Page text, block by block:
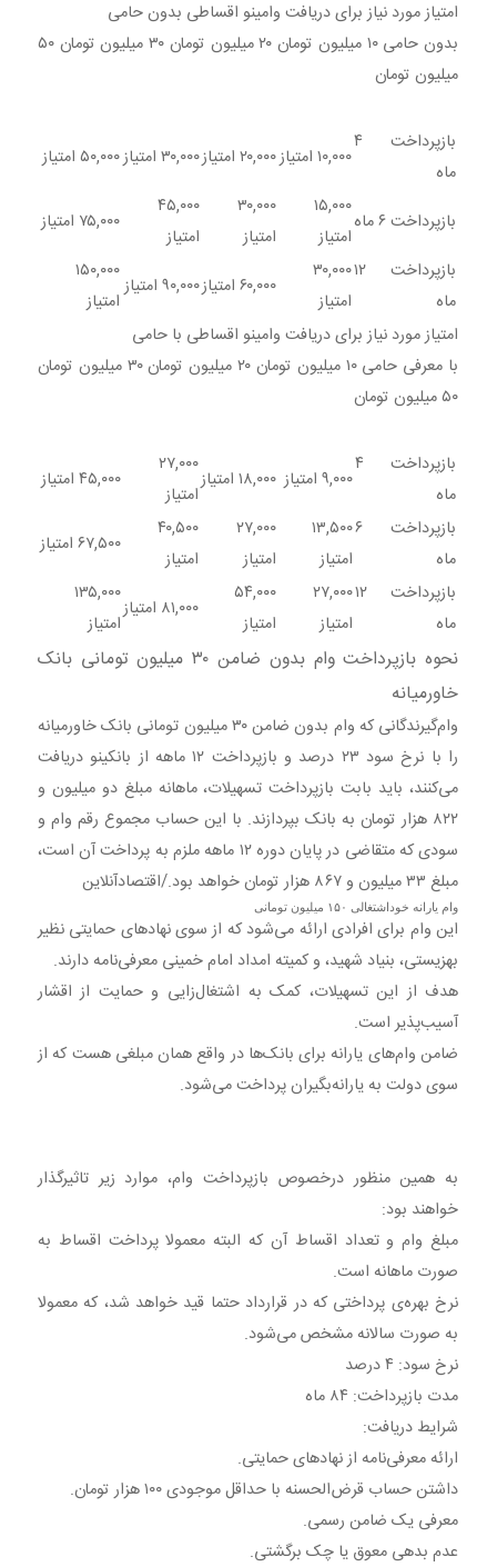
امتیاز مورد نیاز برای دریافت وامینو اقساطی بدون حامی
بدون حامی ۱۰ میلیون تومان ۲۰ میلیون تومان ۳۰ میلیون تومان ۵۰
میلیون تومان
بازپرداخت ۴
ماه
۱۰,۰۰۰ امتیاز ۲۰,۰۰۰ امتیاز ۳۰,۰۰۰ امتیاز ۵۰,۰۰۰ امتیاز
بازپرداخت ۶ ماه
۱۵,۰۰۰
امتیاز
۳۰,۰۰۰
امتیاز
۴۵,۰۰۰
امتیاز
۷۵,۰۰۰ امتیاز
بازپرداخت ۱۲
ماه
۳۰,۰۰۰
امتیاز
۶۰,۰۰۰ امتیاز ۹۰,۰۰۰ امتیاز
۱۵۰,۰۰۰
امتیاز
امتیاز مورد نیاز برای دریافت وامینو اقساطی با حامی
با معرفی حامی ۱۰ میلیون تومان ۲۰ میلیون تومان ۳۰ میلیون تومان
۵۰ میلیون تومان
بازپرداخت ۴
ماه
۹,۰۰۰ امتیاز ۱۸,۰۰۰ امتیاز
۲۷,۰۰۰
امتیاز
۴۵,۰۰۰ امتیاز
بازپرداخت ۶
ماه
۱۳,۵۰۰
امتیاز
۲۷,۰۰۰
امتیاز
۴۰,۵۰۰
امتیاز
۶۷,۵۰۰ امتیاز
بازپرداخت ۱۲
ماه
۲۷,۰۰۰
امتیاز
۵۴,۰۰۰
امتیاز
۸۱,۰۰۰ امتیاز
۱۳۵,۰۰۰
امتیاز
نحوه بازپرداخت وام بدون ضامن ۳۰ میلیون تومانی بانک
خاورمیانه
وام‌گیرندگانی که وام بدون ضامن ۳۰ میلیون تومانی بانک خاورمیانه
را با نرخ سود ۲۳ درصد و بازپرداخت ۱۲ ماهه از بانکینو دریافت
می‌کنند، باید بابت بازپرداخت تسهیلات، ماهانه مبلغ دو میلیون و
۸۲۲ هزار تومان به بانک بپردازند. با این حساب مجموع رقم وام و
سودی که متقاضی در پایان دوره ۱۲ ماهه ملزم به پرداخت آن است،
مبلغ ۳۳ میلیون و ۸۶۷ هزار تومان خواهد بود./اقتصادآنلاین
وام یارانه خوداشتغالی ۱۵۰ میلیون تومانی
این وام برای افرادی ارائه می‌شود که از سوی نهادهای حمایتی نظیر
بهزیستی، بنیاد شهید، و کمیته امداد امام خمینی معرفی‌نامه دارند.
هدف از این تسهیلات، کمک به اشتغال‌زایی و حمایت از اقشار
آسیب‌پذیر است.
ضامن وام‌های یارانه برای بانک‌ها در واقع همان مبلغی هست که از
سوی دولت به یارانه‌بگیران پرداخت می‌شود.
به همین منظور درخصوص بازپرداخت وام، موارد زیر تاثیرگذار
خواهند بود:
مبلغ وام و تعداد اقساط آن که البته معمولا پرداخت اقساط به
صورت ماهانه است.
نرخ بهره‌ی پرداختی که در قرارداد حتما قید خواهد شد، که معمولا
به صورت سالانه مشخص می‌شود.
نرخ سود: ۴ درصد
مدت بازپرداخت: ۸۴ ماه
شرایط دریافت:
ارائه معرفی‌نامه از نهادهای حمایتی.
داشتن حساب قرض‌الحسنه با حداقل موجودی ۱۰۰ هزار تومان.
معرفی یک ضامن رسمی.
عدم بدهی معوق یا چک برگشتی.